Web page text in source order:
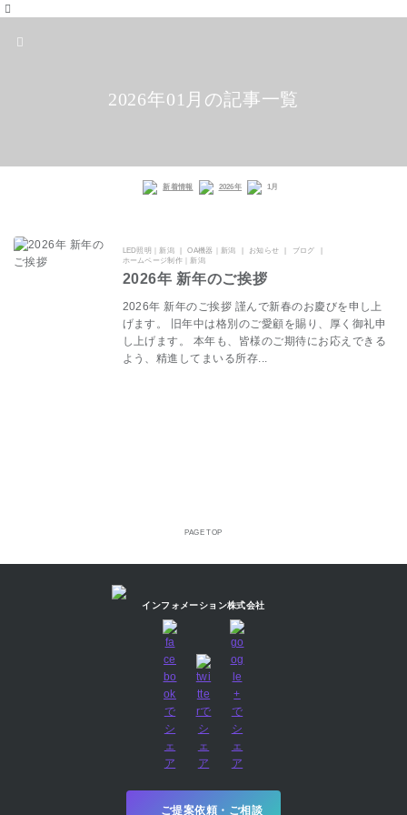
2026年01月の記事一覧
新着情報 2026年 1月
LED照明｜新潟 OA機器｜新潟 お知らせ
ブログ
ホームページ制作｜新潟
2026年 新年のご挨拶
2026年 新年のご挨拶 謹んで新春のお慶びを申し上
げます。 旧年中は格別のご愛顧を賜り、厚く御礼申
し上げます。 本年も、皆様のご期待にお応えできる
よう、精進してまいる所存...
PAGE TOP
インフォメーション株式会社
ご提案依頼・ご相談